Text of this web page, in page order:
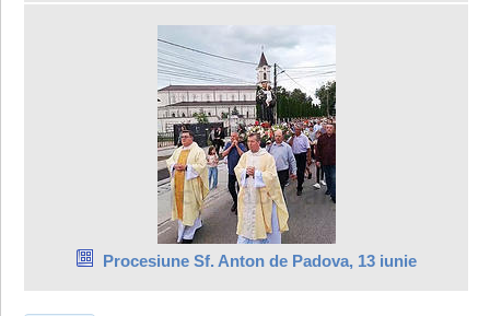
Procesiune Sf. Anton de Padova, 13 iunie